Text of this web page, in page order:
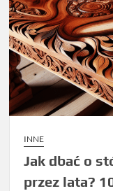
INNE
Jak dbać o
przez lata?